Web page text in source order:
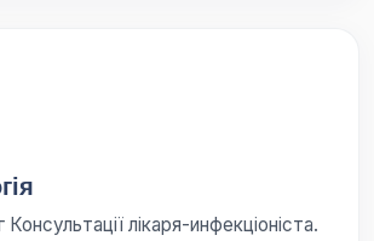
Консультації лікаря-инфекціоніста.